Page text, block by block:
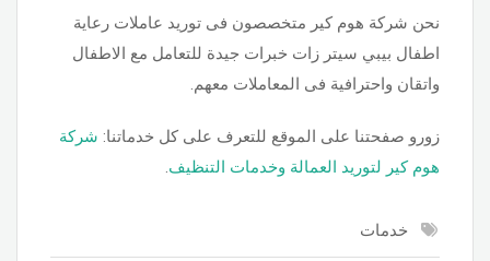
نحن شركة هوم كير متخصصون فى توريد عاملات رعاية
اطفال بيبي سيتر زات خبرات جيدة للتعامل مع الاطفال
واتقان واحترافية فى المعاملات معهم.
زورو صفحتنا على الموقع للتعرف على كل خدماتنا: شركة
هوم كير لتوريد العمالة وخدمات التنظيف.
خدمات